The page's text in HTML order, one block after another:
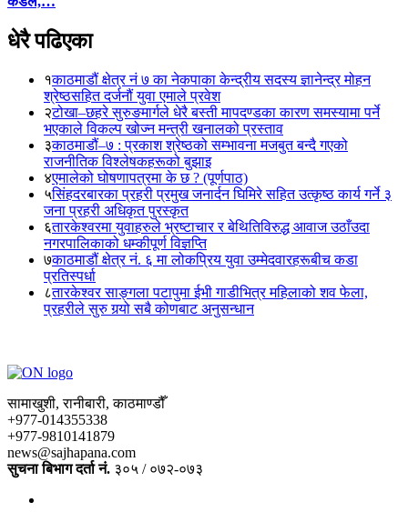
धेरै पढिएका
१काठमाडौं क्षेत्र नं ७ का नेकपाका केन्द्रीय सदस्य ज्ञानेन्द्र मोहन
श्रेष्ठसहित दर्जनौं युवा एमाले प्रवेश
२टोखा–छहरे सुरुङमार्गले धेरै बस्ती मापदण्डका कारण समस्यामा पर्ने
भएकाले विकल्प खोज्न मन्त्री खनालको प्रस्ताव
३काठमाडौं–७ : प्रकाश श्रेष्ठको सम्भावना मजबुत बन्दै गएको
राजनीतिक विश्लेषकहरूको बुझाइ
४एमालेको घोषणापत्रमा के छ ? (पूर्णपाठ)
५सिंहदरबारका प्रहरी प्रमुख जनार्दन घिमिरे सहित उत्कृष्ठ कार्य गर्ने ३
जना प्रहरी अधिकृत पुरस्कृत
६तारकेश्वरमा युवाहरुले भ्रष्टाचार र बेथितिविरुद्ध आवाज उठाँउदा
नगरपालिकाको धम्कीपूर्ण विज्ञप्ति
७काठमाडौं क्षेत्र नं. ६ मा लोकप्रिय युवा उम्मेदवारहरूबीच कडा
प्रतिस्पर्धा
८तारकेश्वर साङ्गला पटापुमा ईभी गाडीभित्र महिलाको शव फेला,
प्रहरीले सुरु गर्‍यो सबै कोणबाट अनुसन्धान
सामाखुशी, रानीबारी, काठमाण्डौँ
+977-014355338
+977-9810141879
news@sajhapana.com
सुचना बिभाग दर्ता नं. ३०५ / ०७२-०७३